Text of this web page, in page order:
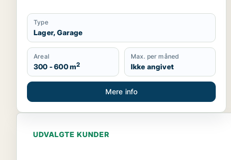
Type
Lager, Garage
Areal
300 - 600 m2
Max. per måned
Ikke angivet
Mere info
UDVALGTE KUNDER